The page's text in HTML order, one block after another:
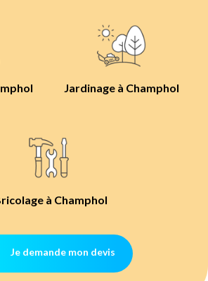
Jardinage à Champhol
à Champhol
Je demande mon devis